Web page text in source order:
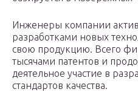
Инженеры компании
разработками новых
свою продукцию. Всего
тысячами патентов и
деятельное участие в
стандартов качества.